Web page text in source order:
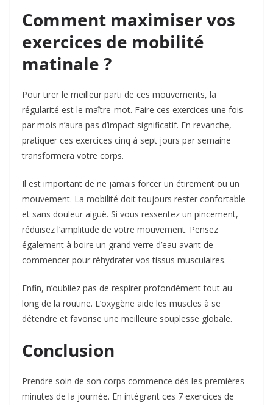
Comment maximiser vos
exercices de mobilité
matinale ?
Pour tirer le meilleur parti de ces mouvements, la
régularité est le maître-mot. Faire ces exercices une fois
par mois n’aura pas d’impact significatif. En revanche,
pratiquer ces exercices cinq à sept jours par semaine
transformera votre corps.
Il est important de ne jamais forcer un étirement ou un
mouvement. La mobilité doit toujours rester confortable
et sans douleur aiguë. Si vous ressentez un pincement,
réduisez l’amplitude de votre mouvement. Pensez
également à boire un grand verre d’eau avant de
commencer pour réhydrater vos tissus musculaires.
Enfin, n’oubliez pas de respirer profondément tout au
long de la routine. L’oxygène aide les muscles à se
détendre et favorise une meilleure souplesse globale.
Conclusion
Prendre soin de son corps commence dès les premières
minutes de la journée. En intégrant ces 7 exercices de